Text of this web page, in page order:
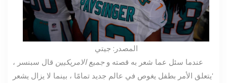
المصدر: جيتي
عندما سئل عما شعر به قصته و جميع الامريكيين قال سبنسر ،
'يتعلق الأمر بطفل يغوص في عالم جديد تمامًا ، بينما لا يزال يشعر